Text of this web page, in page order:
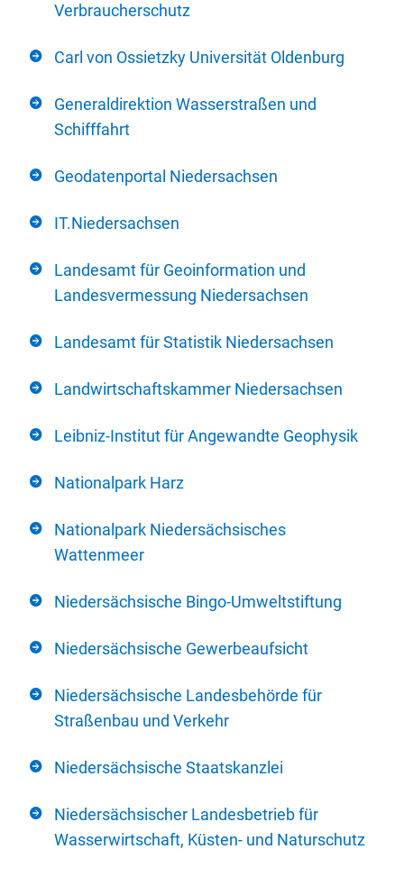
Verbraucherschutz
Carl von Ossietzky Universität Oldenburg
Generaldirektion Wasserstraßen und
Schifffahrt
Geodatenportal Niedersachsen
IT.Niedersachsen
Landesamt für Geoinformation und
Landesvermessung Niedersachsen
Landesamt für Statistik Niedersachsen
Landwirtschaftskammer Niedersachsen
Leibniz-Institut für Angewandte Geophysik
Nationalpark Harz
Nationalpark Niedersächsisches
Wattenmeer
Niedersächsische Bingo-Umweltstiftung
Niedersächsische Gewerbeaufsicht
Niedersächsische Landesbehörde für
Straßenbau und Verkehr
Niedersächsische Staatskanzlei
Niedersächsischer Landesbetrieb für
Wasserwirtschaft, Küsten- und Naturschutz